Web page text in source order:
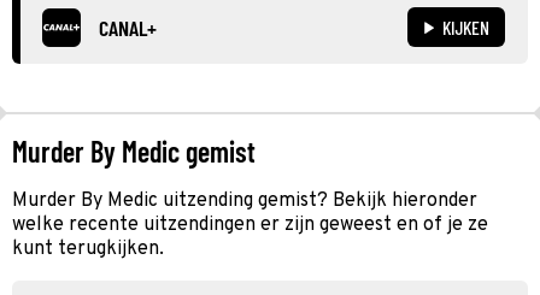
CANAL+ KIJKEN
Murder By Medic gemist
Murder By Medic uitzending gemist? Bekijk hieronder
welke recente uitzendingen er zijn geweest en of je ze
kunt terugkijken.